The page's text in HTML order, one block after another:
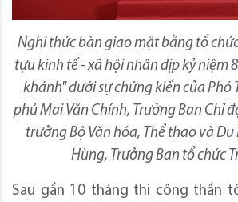
Nghi thức bàn giao mặt bằng tổ
tựu kinh tế - xã hội nhân dịp kỷ niệm
khánh" dưới sự chứng kiến của Phó
phủ Mai Văn Chính, Trưởng Ban Chỉ
trưởng Bộ Văn hóa, Thể thao và Du
Hùng, Trưởng Ban tổ chức
Sau gần 10 tháng thi công thần